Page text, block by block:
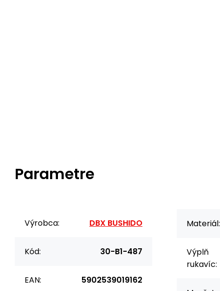
Parametre
Výrobca: DBX BUSHIDO
Kód: 30-B1-487
EAN: 5902539019162
Materiál:
Výplň
rukavíc: